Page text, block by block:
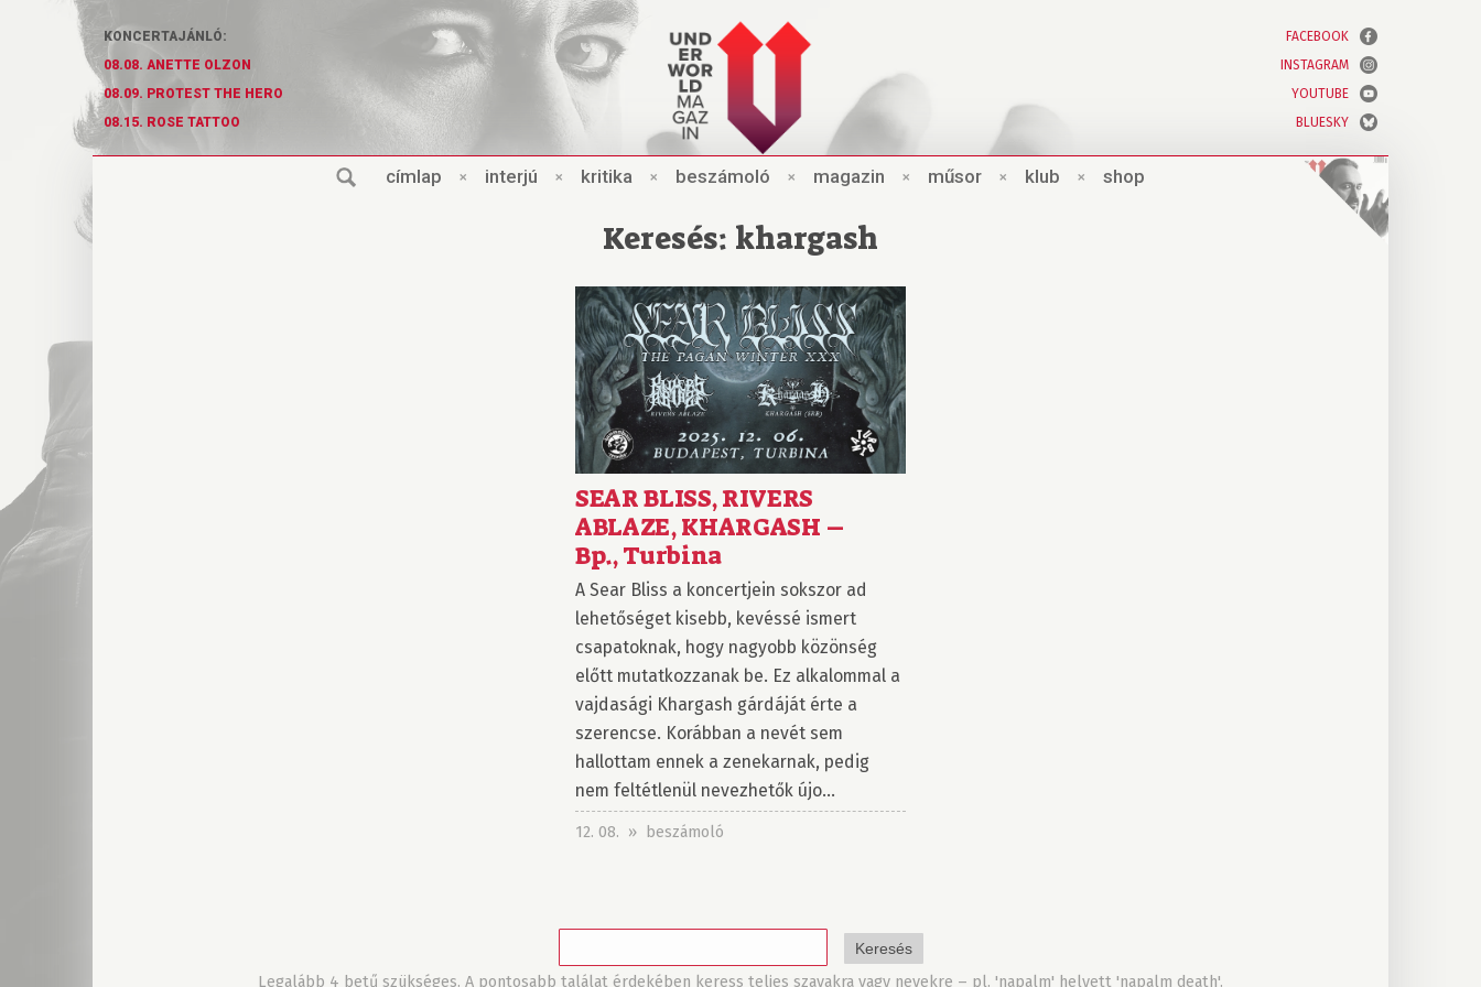
KONCERTAJÁNLÓ:
08.08. ANETTE OLZON
08.09. PROTEST THE HERO
08.15. ROSE TATTOO
FACEBOOK
INSTAGRAM
YOUTUBE
BLUESKY
címlap × interjú × kritika × beszámoló × magazin × műsor × klub × shop
Keresés: khargash
SEAR BLISS, RIVERS
ABLAZE, KHARGASH –
Bp., Turbina
A Sear Bliss a koncertjein sokszor ad
lehetőséget kisebb, kevéssé ismert
csapatoknak, hogy nagyobb közönség
előtt mutatkozzanak be. Ez alkalommal a
vajdasági Khargash gárdáját érte a
szerencse. Korábban a nevét sem
hallottam ennek a zenekarnak, pedig
nem feltétlenül nevezhetők újo...
12. 08. » beszámoló
Legalább 4 betű szükséges. A pontosabb találat érdekében keress teljes szavakra vagy nevekre – pl. 'napalm' helyett 'napalm death'.